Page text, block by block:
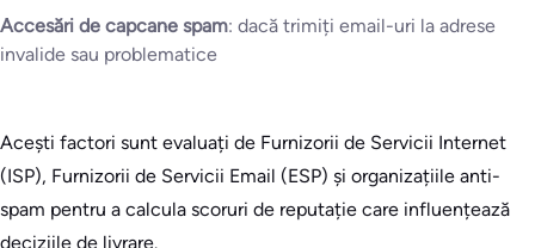
Accesări de capcane spam: dacă trimiți email-uri la adrese
invalide sau problematice
Acești factori sunt evaluați de Furnizorii de Servicii Internet
(ISP), Furnizorii de Servicii Email (ESP) și organizațiile anti-
spam pentru a calcula scoruri de reputație care influențează
deciziile de livrare.